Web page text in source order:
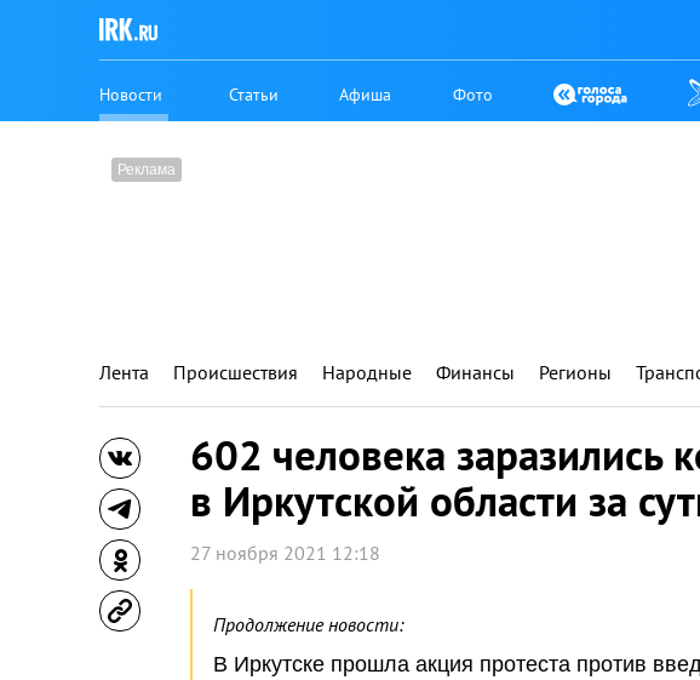
Новости Статьи Афиша Фото
Лента Происшествия Народные Финансы Регионы
602 человека заразились
в Иркутской области за
27 ноября 2021 12:18
Продолжение новости:
В Иркутске прошла акция протеста против